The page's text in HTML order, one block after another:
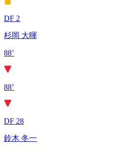
DF 2
杉岡 大暉
88’
88’
DF 28
鈴木 冬一